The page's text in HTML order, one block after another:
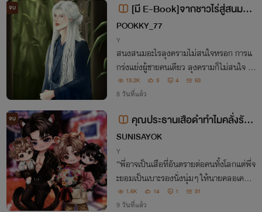
จบ
[มี E-Book]จากชาวไร่สู่สนมตำ
หนักเย็น(Mpreg)
POOKKY_77
Y
สนงสนมอะไรลุงครามไม่สนใจหรอก การแ
กร่งแย่งผู้ชายคนเดียว ลุงครามก็ไม่สนใจ ลุ
งครามชอบทำไร่ทำสวนมากกว่า ดังนั้นลาก่
อนวังหลวง ลาก่อนตำหนักเย็น (Mpreg)
13.2K 3 4 63
8 วันที่แล้ว
จบ
คุณประธานเสือดำทำไมคลั่งรักจั
งครับ｜ไฮบริด Mpreg
SUNISAYOK
Y
“พี่อาจเป็นเสือที่อันตรายต่อคนทั้งโลกแต่พี่จ
ะยอมเป็นเบาะรองนั่งนุ่มๆ ให้นายคลอเคลีย
คนเดียวนะเด็กดี”
1.6K 14 1 31
9 วันที่แล้ว